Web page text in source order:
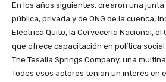
En los años siguientes, crearon una
pública, privada y de ONG de la cuenca,
Eléctrica Quito, la Cervecería Nacional, el
que ofrece capacitación en política
The Tesalia Springs Company, una
Todos esos actores tenían un interés en